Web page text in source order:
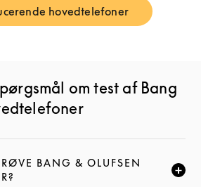
hovedtelefoner
Link Opens in New Tab
om test af Bang
BANG & OLUFSEN
DENNE BESKRIVELSE, OG